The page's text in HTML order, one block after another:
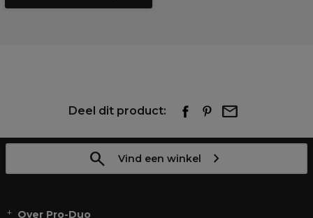
Deel dit product:
Vind een winkel
Over Pro-Duo